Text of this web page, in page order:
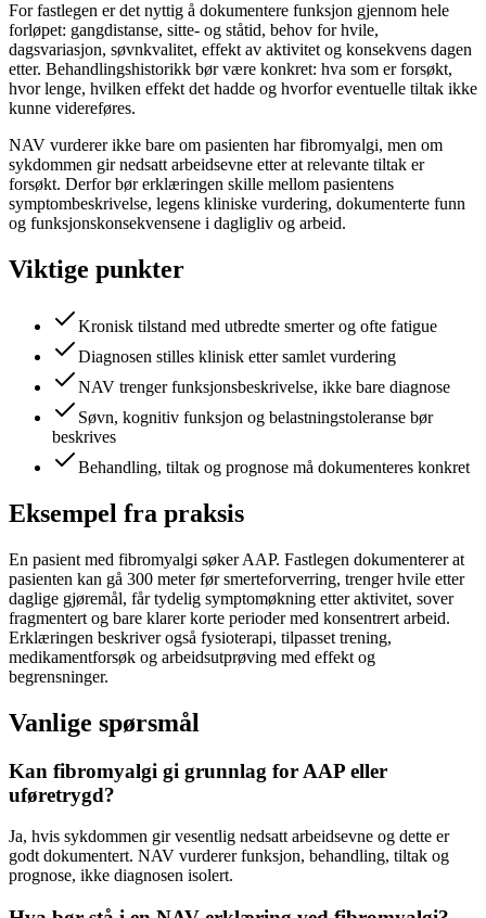
For fastlegen er det nyttig å dokumentere funksjon gjennom hele
forløpet: gangdistanse, sitte- og ståtid, behov for hvile,
dagsvariasjon, søvnkvalitet, effekt av aktivitet og konsekvens dagen
etter. Behandlingshistorikk bør være konkret: hva som er forsøkt,
hvor lenge, hvilken effekt det hadde og hvorfor eventuelle tiltak ikke
kunne videreføres.
NAV vurderer ikke bare om pasienten har fibromyalgi, men om
sykdommen gir nedsatt arbeidsevne etter at relevante tiltak er
forsøkt. Derfor bør erklæringen skille mellom pasientens
symptombeskrivelse, legens kliniske vurdering, dokumenterte funn
og funksjonskonsekvensene i dagligliv og arbeid.
Viktige punkter
Kronisk tilstand med utbredte smerter og ofte fatigue
Diagnosen stilles klinisk etter samlet vurdering
NAV trenger funksjonsbeskrivelse, ikke bare diagnose
Søvn, kognitiv funksjon og belastningstoleranse bør
beskrives
Behandling, tiltak og prognose må dokumenteres konkret
Eksempel fra praksis
En pasient med fibromyalgi søker AAP. Fastlegen dokumenterer at
pasienten kan gå 300 meter før smerteforverring, trenger hvile etter
daglige gjøremål, får tydelig symptomøkning etter aktivitet, sover
fragmentert og bare klarer korte perioder med konsentrert arbeid.
Erklæringen beskriver også fysioterapi, tilpasset trening,
medikamentforsøk og arbeidsutprøving med effekt og
begrensninger.
Vanlige spørsmål
Kan fibromyalgi gi grunnlag for AAP eller
uføretrygd?
Ja, hvis sykdommen gir vesentlig nedsatt arbeidsevne og dette er
godt dokumentert. NAV vurderer funksjon, behandling, tiltak og
prognose, ikke diagnosen isolert.